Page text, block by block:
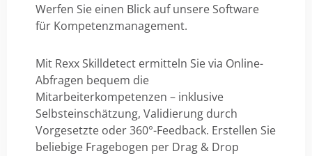
Werfen Sie einen Blick auf unsere Software
für Kompetenzmanagement.
Mit Rexx Skilldetect ermitteln Sie via Online-
Abfragen bequem die
Mitarbeiterkompetenzen – inklusive
Selbsteinschätzung, Validierung durch
Vorgesetzte oder 360°-Feedback. Erstellen Sie
beliebige Fragebogen per Drag & Drop